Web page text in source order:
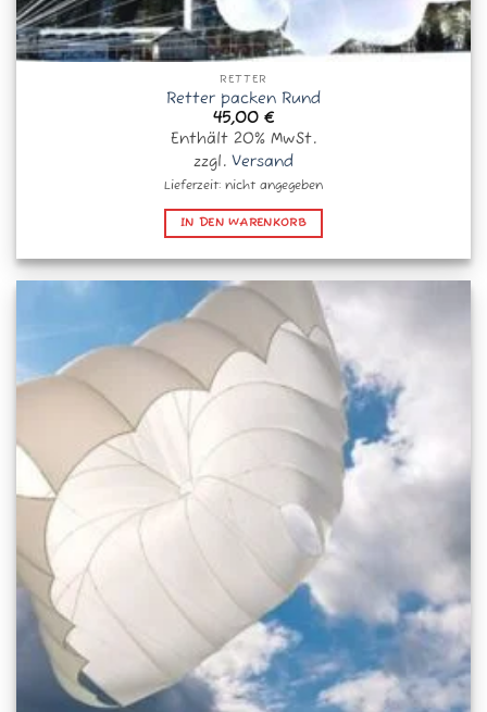
RETTER
Retter packen Rund
45,00 €
Enthält 20% MwSt.
zzgl. Versand
Lieferzeit: nicht angegeben
IN DEN WARENKORB